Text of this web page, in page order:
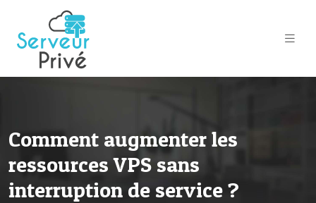
Comment augmenter les
ressources VPS sans
interruption de service ?